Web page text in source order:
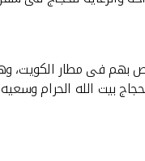
بهم فى مطار
بيت الله الحرام